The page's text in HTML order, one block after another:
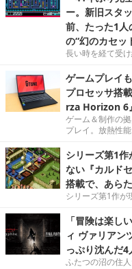
ー。新旧スタ
前、たった1人
の“幻のカセッ
長い時を経て受
ゲームプレイ
プロセッサ搭
rza Horizon 6
ゲーム＆制作の
プレイ。放熱性
シリーズ第1
ない『カルド
搭載で、あら
シリーズ第1作が
「冒険は楽し
ィ ヴァリアン
っぷり沈んだ4
ふたつの沼の住